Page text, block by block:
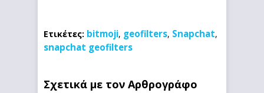
Ετικέτες: bitmoji, geofilters, Snapchat,
snapchat geofilters
Σχετικά με τον Αρθρογράφο